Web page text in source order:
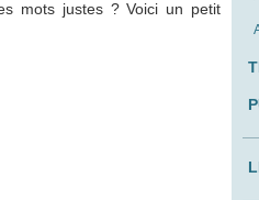
mots justes ? Voici un petit